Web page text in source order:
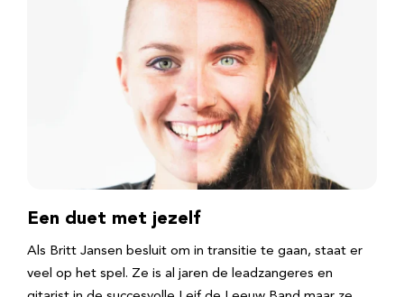
Een duet met jezelf
Als Britt Jansen besluit om in transitie te gaan, staat er
veel op het spel. Ze is al jaren de leadzangeres en